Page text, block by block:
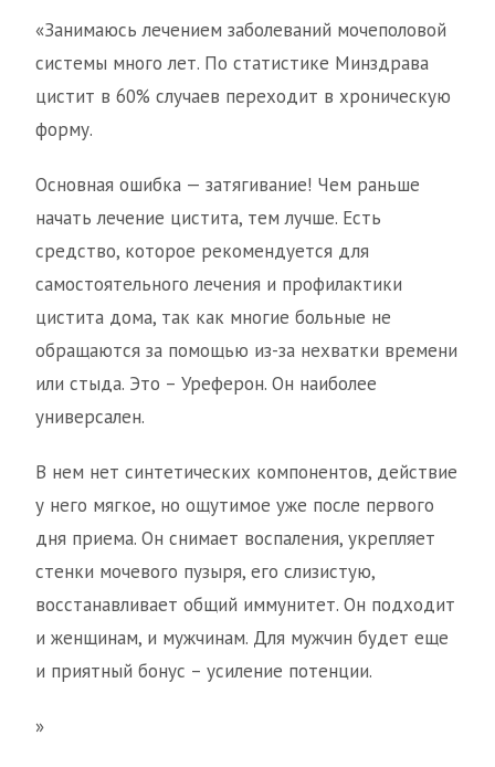
«Занимаюсь лечением заболеваний мочеполовой
системы много лет. По статистике Минздрава
цистит в 60% случаев переходит в хроническую
форму.
Основная ошибка — затягивание! Чем раньше
начать лечение цистита, тем лучше. Есть
средство, которое рекомендуется для
самостоятельного лечения и профилактики
цистита дома, так как многие больные не
обращаются за помощью из-за нехватки времени
или стыда. Это – Уреферон. Он наиболее
универсален.
В нем нет синтетических компонентов, действие
у него мягкое, но ощутимое уже после первого
дня приема. Он снимает воспаления, укрепляет
стенки мочевого пузыря, его слизистую,
восстанавливает общий иммунитет. Он подходит
и женщинам, и мужчинам. Для мужчин будет еще
и приятный бонус – усиление потенции.
»